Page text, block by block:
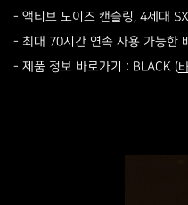
- 액티브 노이즈 캔슬링, 4세대
- 최대 70시간 연속 사용 가능한
- 제품 정보 바로가기 : BLACK (